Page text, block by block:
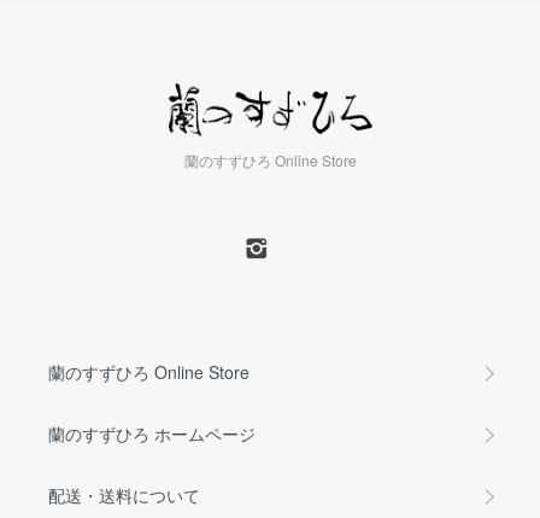
蘭のすずひろ Online Store
蘭のすずひろ Online Store
蘭のすずひろ ホームページ
配送・送料について